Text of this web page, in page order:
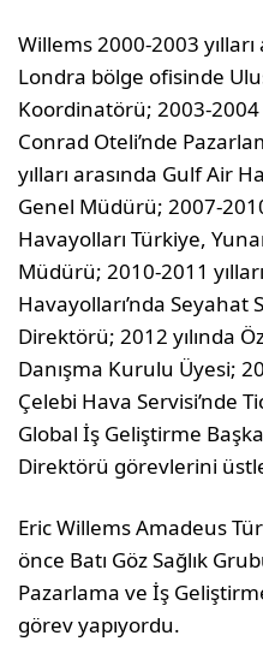
Willems 2000-2003
Londra bölge ofisinde
Koordinatörü; 2003-2004
Conrad Oteli’nde
yılları arasında Gulf Air
Genel Müdürü; 2007-
Havayolları Türkiye,
Müdürü; 2010-2011
Havayolları’nda
Direktörü; 2012 yılında
Danışma Kurulu Üyesi;
Çelebi Hava Servisi’nde
Global İş Geliştirme
Direktörü görevlerini
Eric Willems Amadeus
önce Batı Göz Sağlık
Pazarlama ve İş
görev yapıyordu.